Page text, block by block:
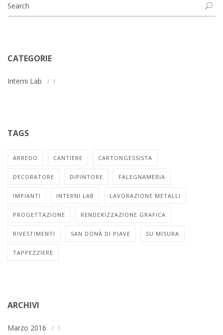
CATEGORIE
Interni Lab 1
TAGS
ARREDO CANTIERE CARTONGESSISTA
DECORATORE DIPINTORE FALEGNAMERIA
IMPIANTI INTERNI LAB LAVORAZIONE METALLI
PROGETTAZIONE RENDERIZZAZIONE GRAFICA
RIVESTIMENTI SAN DONÀ DI PIAVE SU MISURA
TAPPEZZIERE
ARCHIVI
Marzo 2016 1